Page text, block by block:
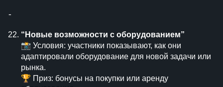
⁃
“Новые возможности с оборудованием”
📸 Условия: участники показывают, как они
адаптировали оборудование для новой задачи или
рынка.
🏆 Приз: бонусы на покупки или аренду